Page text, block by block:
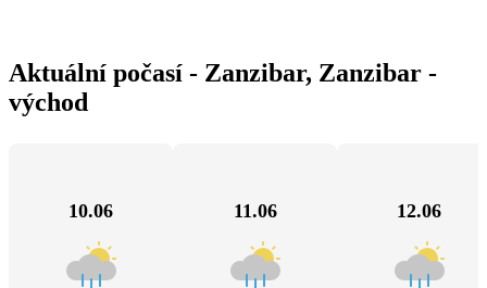
Aktuální počasí - Zanzibar, Zanzibar -
východ
10.06 11.06 12.06